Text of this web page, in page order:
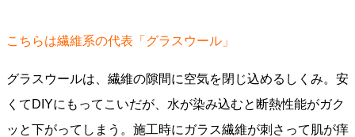
こちらは繊維系の代表「グラスウール」
グラスウールは、繊維の隙間に空気を閉じ込めるしくみ。安
くてDIYにもってこいだが、水が染み込むと断熱性能がガク
ッと下がってしまう。施工時にガラス繊維が刺さって肌が痒